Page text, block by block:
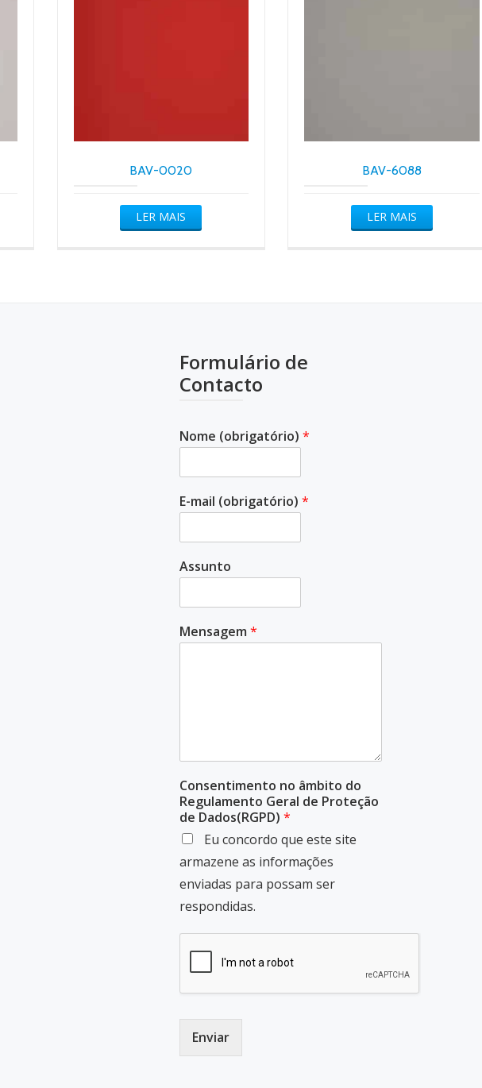
BAV-0020
LER MAIS
BAV-6088
LER MAIS
Formulário de
Contacto
Nome (obrigatório) *
E-mail (obrigatório) *
Assunto
Mensagem *
Consentimento no âmbito do
Regulamento Geral de Proteção
de Dados(RGPD) *
Eu concordo que este site
armazene as informações
enviadas para possam ser
respondidas.
Enviar